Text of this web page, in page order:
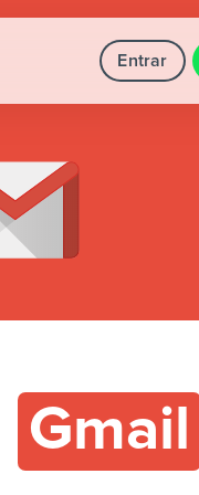
Entrar
Gmail